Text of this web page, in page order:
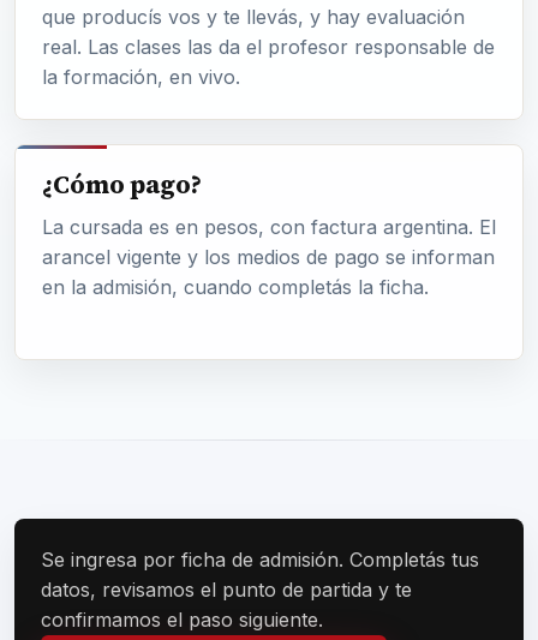
que producís vos y te llevás, y hay evaluación
real. Las clases las da el profesor responsable de
la formación, en vivo.
¿Cómo pago?
La cursada es en pesos, con factura argentina. El
arancel vigente y los medios de pago se informan
en la admisión, cuando completás la ficha.
Se ingresa por ficha de admisión. Completás tus
datos, revisamos el punto de partida y te
confirmamos el paso siguiente.